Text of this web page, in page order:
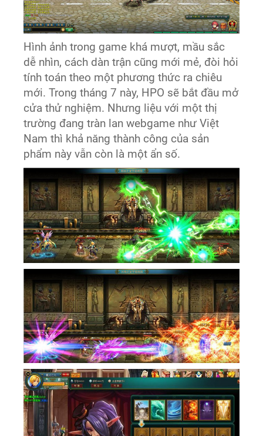
Hình ảnh trong game khá mượt, mầu sắc
dễ nhìn, cách dàn trận cũng mới mẻ, đòi hỏi
tính toán theo một phương thức ra chiêu
mới. Trong tháng 7 này, HPO sẽ bắt đầu mở
cửa thử nghiệm. Nhưng liệu với một thị
trường đang tràn lan webgame như Việt
Nam thì khả năng thành công của sản
phẩm này vẫn còn là một ẩn số.